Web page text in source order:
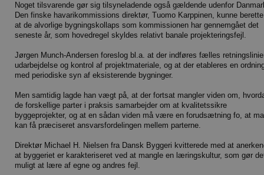
Noget tilsvarende gør sig tilsyneladende også gældende udenfor
Den finske havarikommissions direktør, Tuomo Karppinen, kunne
at de alvorlige bygningskollaps som kommissionen har gennemgået det
seneste år, som hovedregel skyldes relativt banale projekteringsfejl.
Jørgen Munch-Andersen foreslog bl.a. at der indføres fælles
udarbejdelse og kontrol af projektmateriale, og at der etableres en
med periodiske syn af eksisterende bygninger.
Men samtidig lagde han vægt på, at der fortsat mangler viden om,
de forskellige parter i praksis samarbejder om at kvalitetssikre
byggeprojekter, og at en sådan viden må være en forudsætning fo, at
kan få præciseret ansvarsfordelingen mellem parterne.
Direktør Michael H. Nielsen fra Dansk Byggeri kvitterede med at
at byggeriet er karakteriseret ved at mangle en læringskultur, som gør
muligt at lære af egne og andres fejl.